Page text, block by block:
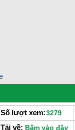
Số lượt xem:3279
Tải về: Bấm vào đây